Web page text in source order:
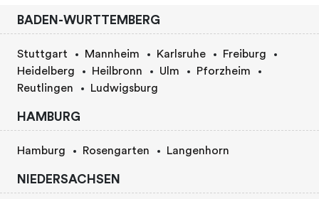
BADEN-WURTTEMBERG
Stuttgart Mannheim Karlsruhe
Freiburg
Heidelberg
Heilbronn Ulm
Pforzheim
Reutlingen
Ludwigsburg
HAMBURG
Hamburg Rosengarten Langenhorn
NIEDERSACHSEN